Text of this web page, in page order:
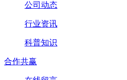
公司动态
行业资讯
科普知识
合作共赢